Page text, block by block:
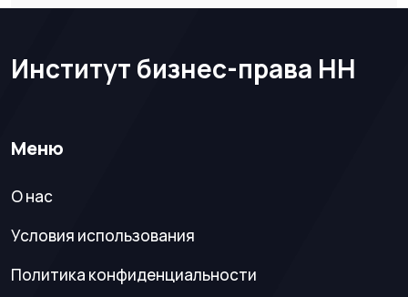
Институт бизнес-права НН
Меню
О нас
Условия использования
Политика конфиденциальности